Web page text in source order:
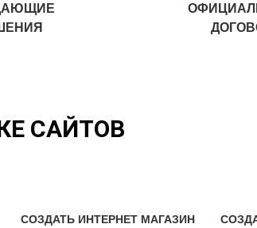
САЙТОВ
СОЗДАТЬ ИНТЕРНЕТ МАГАЗИН